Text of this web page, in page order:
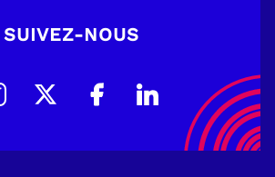
SUIVEZ-NOUS